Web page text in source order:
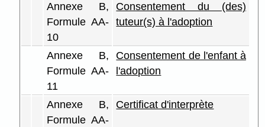
Annexe B,
Formule AA-
10
Consentement du (des)
tuteur(s) à l'adoption
Annexe B,
Formule AA-
11
Consentement de l'enfant à
l'adoption
Annexe B,
Formule AA-
Certificat d'interprète